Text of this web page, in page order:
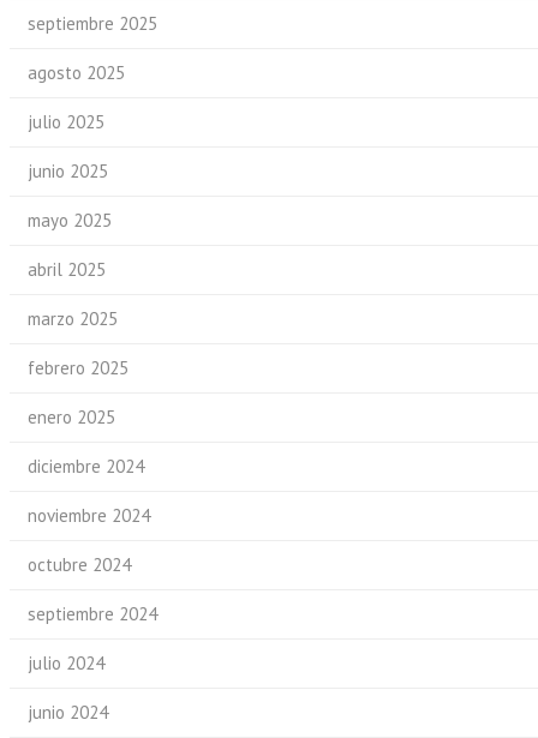
septiembre 2025
agosto 2025
julio 2025
junio 2025
mayo 2025
abril 2025
marzo 2025
febrero 2025
enero 2025
diciembre 2024
noviembre 2024
octubre 2024
septiembre 2024
julio 2024
junio 2024